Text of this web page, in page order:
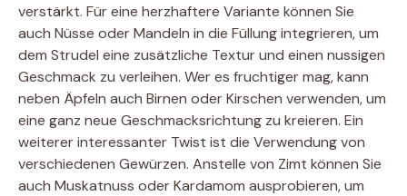
verstärkt. Für eine herzhaftere Variante können Sie
auch Nüsse oder Mandeln in die Füllung integrieren, um
dem Strudel eine zusätzliche Textur und einen nussigen
Geschmack zu verleihen. Wer es fruchtiger mag, kann
neben Äpfeln auch Birnen oder Kirschen verwenden, um
eine ganz neue Geschmacksrichtung zu kreieren. Ein
weiterer interessanter Twist ist die Verwendung von
verschiedenen Gewürzen. Anstelle von Zimt können Sie
auch Muskatnuss oder Kardamom ausprobieren, um